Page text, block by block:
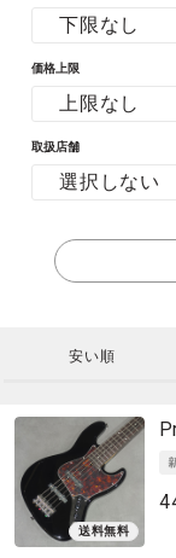
価格上限
取扱店舗
安い順